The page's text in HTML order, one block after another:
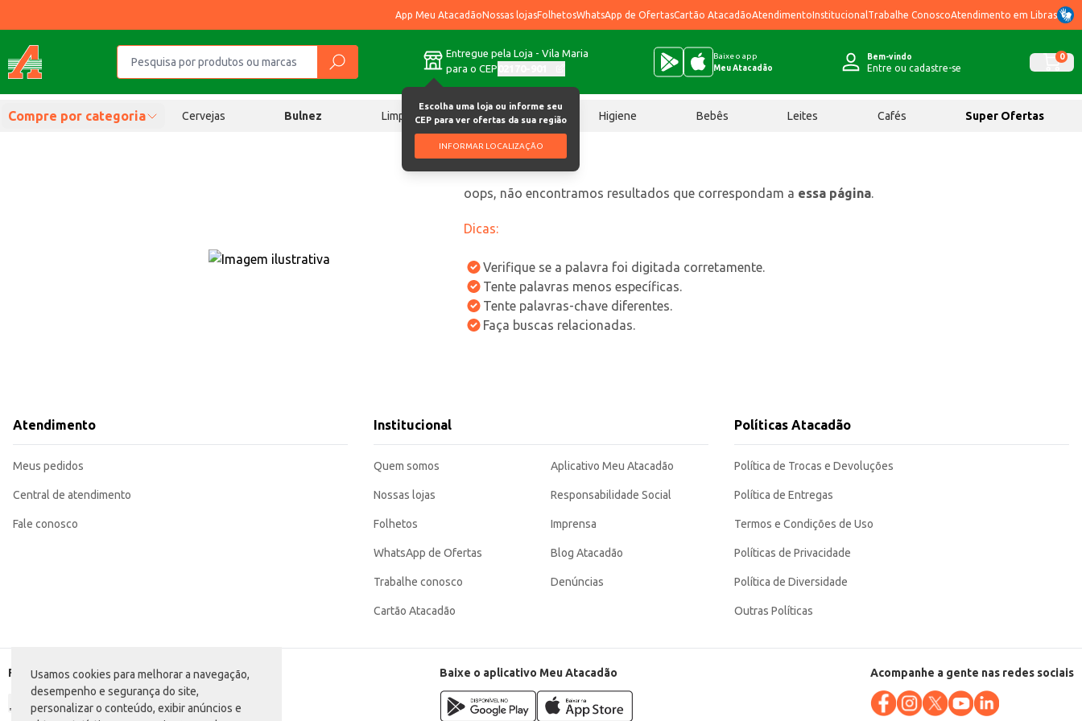
Usamos cookies para melhorar a navegação,
desempenho e segurança do site,
personalizar o conteúdo, exibir anúncios e
App Meu AtacadãoNossas lojasFolhetosWhatsApp de OfertasCartão AtacadãoAtendimentoInstitucional Trabalhe ConoscoAtendimento em Libras
Entregue pela Loja - Vila Maria
para o CEP
Escolha uma loja ou informe seu
CEP para ver ofertas da sua região
INFORMAR LOCALIZAÇÃO
Baixe o app
Meu Atacadão
Bem-vindo
Entre ou cadastre-se
0
Compre por categoria Cervejas Bulnez Limpeza Chocolates Higiene Bebês Leites Cafés Super Ofertas
oops, não encontramos resultados que correspondam a essa página.
Dicas:
Verifique se a palavra foi digitada corretamente.
Tente palavras menos específicas.
Tente palavras-chave diferentes.
Faça buscas relacionadas.
Atendimento
Meus pedidos
Central de atendimento
Fale conosco
Institucional
Quem somos
Nossas lojas
Folhetos
WhatsApp de Ofertas
Trabalhe conosco
Cartão Atacadão
Aplicativo Meu Atacadão
Responsabilidade Social
Imprensa
Blog Atacadão
Denúncias
Políticas Atacadão
Política de Trocas e Devoluções
Política de Entregas
Termos e Condições de Uso
Políticas de Privacidade
Política de Diversidade
Outras Políticas
Formas de pagamento Baixe o aplicativo Meu Atacadão Acompanhe a gente nas redes sociais